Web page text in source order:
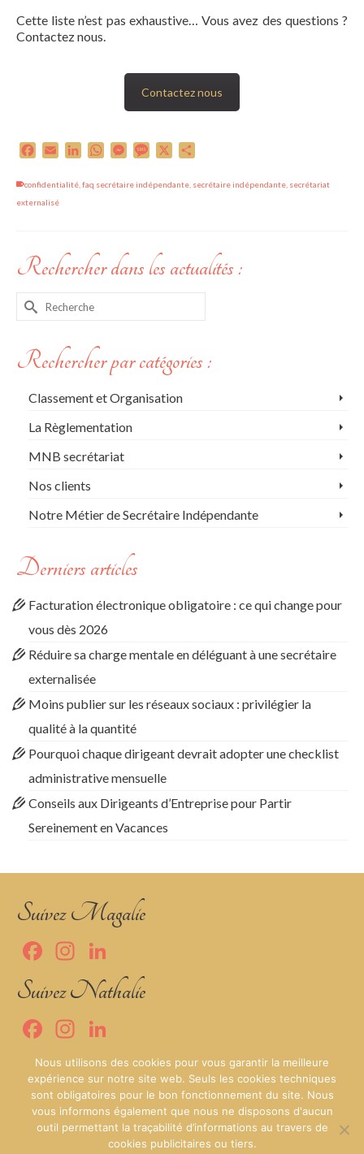
Cette liste n’est pas exhaustive… Vous avez des questions ?
Contactez nous.
Contactez nous
Facebook
Email LinkedInWhatsApp
Messenger
Message
confidentialité faq secrétaire indépendante secrétaire indépendante secrétariat
externalisé
Rechercher dans les actualités :
Rechercher :
Rechercher par catégories :
Classement et Organisation
La Règlementation
MNB secrétariat
Nos clients
Notre Métier de Secrétaire Indépendante
Derniers articles
Facturation électronique obligatoire : ce qui change pour
vous dès 2026
Réduire sa charge mentale en déléguant à une secrétaire
externalisée
Moins publier sur les réseaux sociaux : privilégier la
qualité à la quantité
Pourquoi chaque dirigeant devrait adopter une checklist
administrative mensuelle
Conseils aux Dirigeants d’Entreprise pour Partir
Sereinement en Vacances
Suivez Magalie
Facebook
Instagram
Suivez Nathalie
Facebook
Instagram
MNB Secrétariat
Mentions Légales de MNB Secrétariat
Politique de Confidentialité de MNB Secrétariat CGV de MNB secrétariat
Nous utilisons des cookies pour vous garantir la meilleure
expérience sur notre site web. Seuls les cookies techniques
sont obligatoires pour le bon fonctionnement du site. Nous
vous informons également que nous ne disposons d'aucun
outil permettant la traçabilité d’informations au travers de
cookies publicitaires ou tiers.